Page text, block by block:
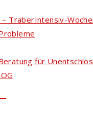
– TraberIntensiv-
für